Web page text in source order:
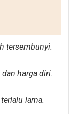
tersembunyi.
harga diri.
lama.